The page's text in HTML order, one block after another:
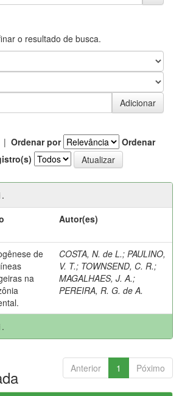
o resultado de busca.
| Ordenar por
Ordenar
Autor(es)
de
na
COSTA, N. de L.; PAULINO,
V. T.; TOWNSEND, C. R.;
MAGALHAES, J. A.;
PEREIRA, R. G. de A.
Anterior 1 Póximo